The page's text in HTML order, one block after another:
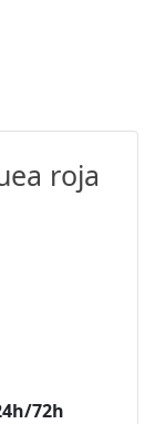
roja
72h